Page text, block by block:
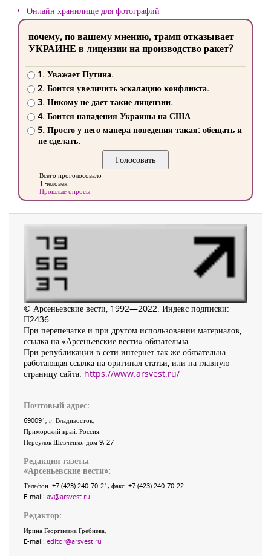
Онлайн хранилище для фотографий
почему, по вашему мнению, трамп отказывает
УКРАИНЕ в лицензии на производство ракет?
1. Уважает Путина.
2. Боится увеличить эскалацию конфликта.
3. Никому не дает такие лицензии.
4. Боится нападения Украины на США
5. Просто у него манера поведения такая: обещать и
не сделать.
Всего проголосовало
1 человек
Прошлые опросы
© Арсеньевские вести, 1992—2022. Индекс подписки:
П2436
При перепечатке и при другом использовании материалов,
ссылка на «Арсеньевские вести» обязательна.
При републикации в сети интернет так же обязательна
работающая ссылка на оригинал статьи, или на главную
страницу сайта: https://www.arsvest.ru/
Почтовый адрес:
690091, г. Владивосток,
Приморский край, Россия
Переулок Шевченко, дом 9, 27
Редакция газеты
«Арсеньевские вести»:
Телефон: +7 (423) 240-70-21, факс: +7 (423) 240-70-22
E-mail: av@arsvest.ru
Редактор:
Ирина Георгиевна Гребнёва,
E-mail: editor@arsvest.ru